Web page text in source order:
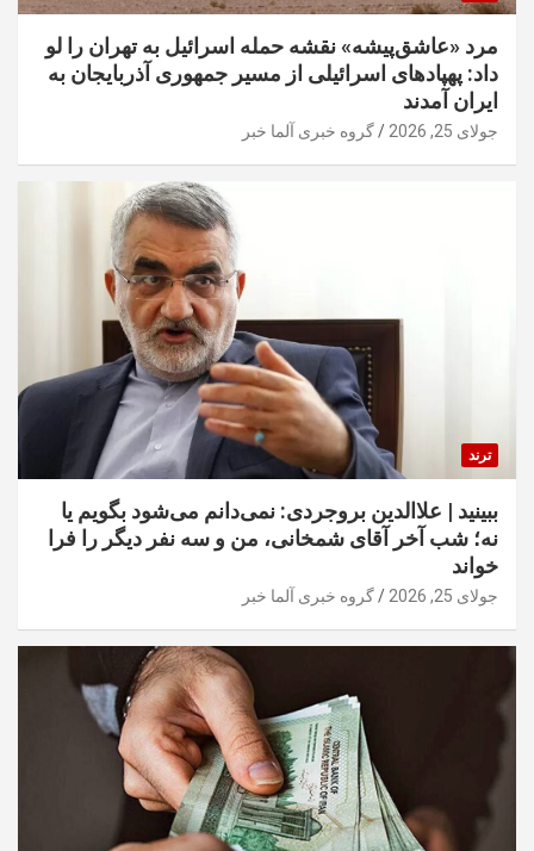
مرد «عاشق‌پیشه» نقشه حمله اسرائیل به تهران را لو
داد: پهپادهای اسرائیلی از مسیر جمهوری آذربایجان به
ایران آمدند
جولای 25, 2026 گروه خبری آلما خبر
ترند
ببینید | علاالدین بروجردی: نمی‌دانم می‌شود بگویم یا
نه؛ شب آخر آقای شمخانی، من و سه نفر دیگر را فرا
خواند
جولای 25, 2026 گروه خبری آلما خبر